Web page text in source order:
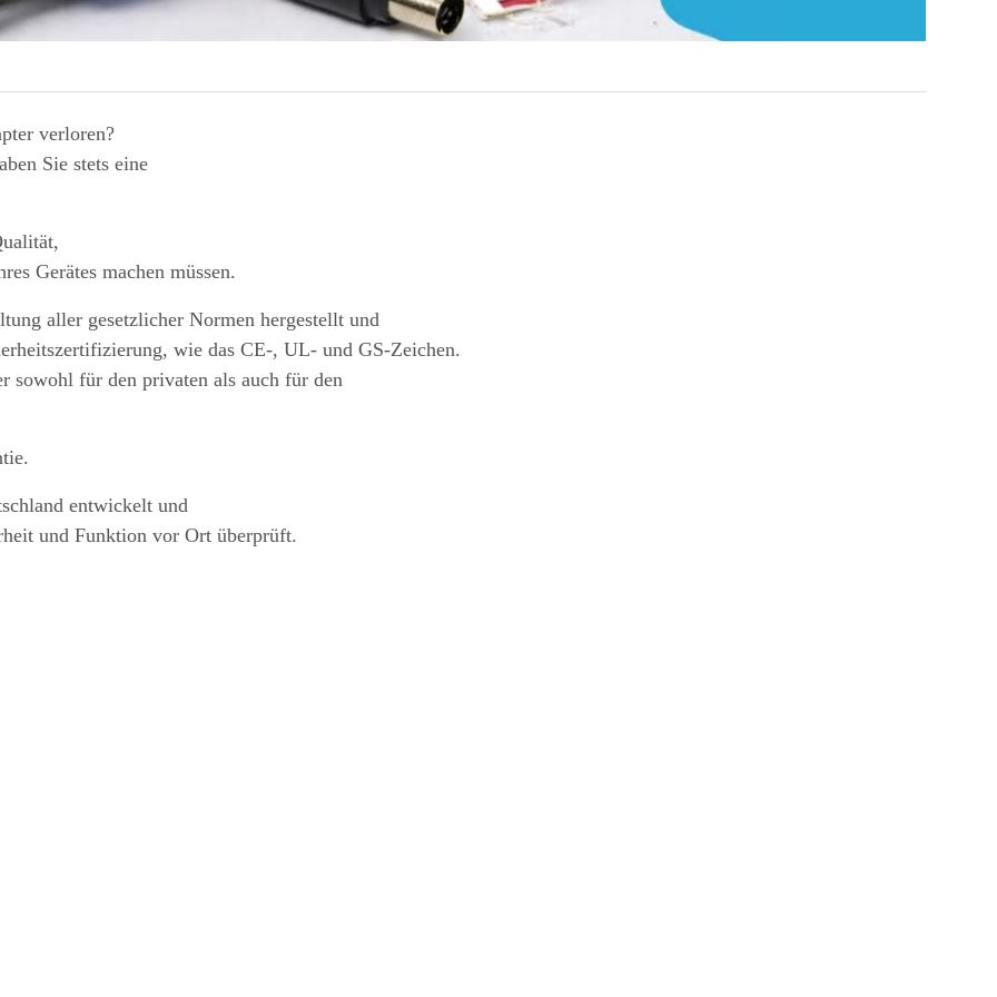
verloren?
Sie stets eine
Gerätes machen müssen.
aller gesetzlicher Normen hergestellt und
wie das CE-, UL- und GS-Zeichen.
sowohl für den privaten als auch für den
entwickelt und
und Funktion vor Ort überprüft.